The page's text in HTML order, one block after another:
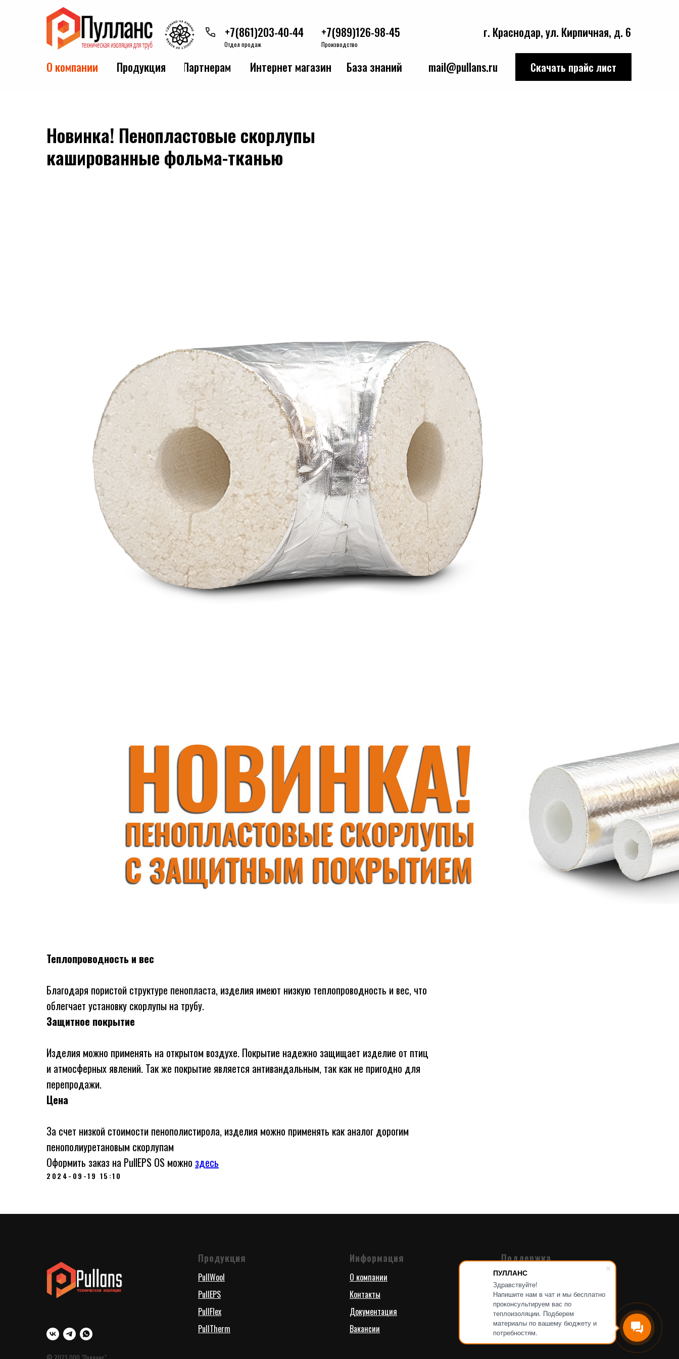
ПУЛЛАНС
Здравствуйте!
Напишите нам в чат и мы бесплатно
проконсультируем вас по
теплоизоляции. Подберем
материалы по вашему бюджету и
потребностям.
г. Краснодар, ул. Кирпичная, д. 6
Продукция
О компании Интернет магазин
+7(861)203-40-44
Скачать прайс лист
mail@pullans.ru
+7(989)126-98-45
База знаний
Отдел продаж Производство
Партнерам
Новинка! Пенопластовые скорлупы
кашированные фольма-тканью
Теплопроводность и вес
Благодаря пористой структуре пенопласта, изделия имеют низкую теплопроводность и вес, что
облегчает установку скорлупы на трубу.
Защитное покрытие
Изделия можно применять на открытом воздухе. Покрытие надежно защищает изделие от птиц
и атмосферных явлений. Так же покрытие является антивандальным, так как не пригодно для
перепродажи.
Цена
За счет низкой стоимости пенополистирола, изделия можно применять как аналог дорогим
пенополиуретановым скорлупам
Оформить заказ на PullEPS OS можно здесь
2024-09-19 15:10
© 2023 ООО "Пулланс"
Продукция
PullWool
PullEPS
PullFlex
PullTherm
Информация
О компании
Контакты
Документация
Вакансии
Поддержка
Проекты
Материалы
База знаний
Обратная связь